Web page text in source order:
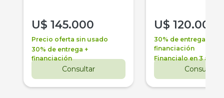
U$ 145.000
Precio oferta sin usado
30% de entrega +
financiación
Consultar
U$ 120.000
30% de entrega +
financiación
Financialo en 3 años
Consultar